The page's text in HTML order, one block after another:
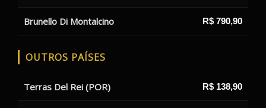
Brunello Di Montalcino R$ 790,90
OUTROS PAÍSES
Terras Del Rei (POR) R$ 138,90